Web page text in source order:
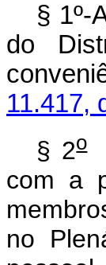
§ 1º-
do
11.417,
§ 2o
com a
no